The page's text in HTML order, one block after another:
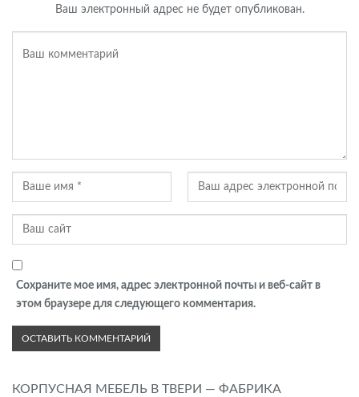
Ваш электронный адрес не будет опубликован.
Сохраните мое имя, адрес электронной почты и веб-сайт в
этом браузере для следующего комментария.
КОРПУСНАЯ МЕБЕЛЬ В ТВЕРИ — ФАБРИКА